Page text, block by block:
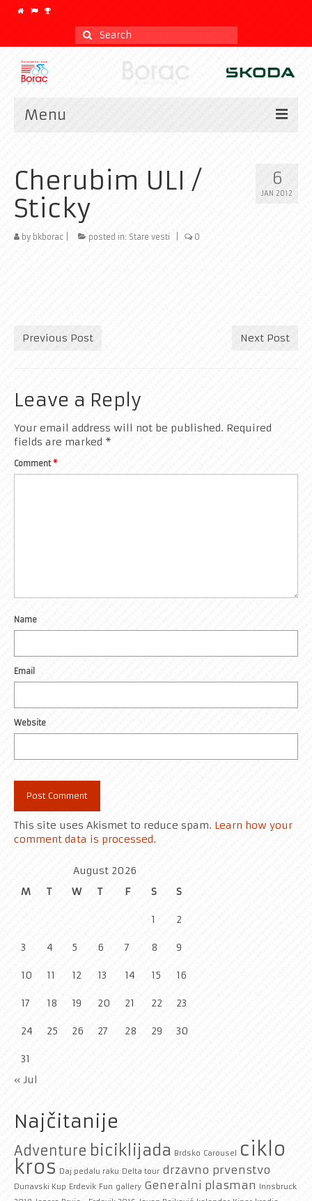
Search
for:
Menu
Kalendar
CLASSIC
Istorijat
6
JAN 2012
Cherubim ULI /
Sticky
by bkborac posted in: Stare vesti 0
Previous Post Next Post
Leave a Reply
Your email address will not be published. Required
fields are marked *
Comment*
Name
Email
Website
This site uses Akismet to reduce spam. Learn how your
comment data is processed.
August 2026
M
T W T F S S
1 2
3 4 5 6 7 8 9
10 11 12 13 14 15 16
17 18 19 20 21 22 23
24 25 26 27 28 29 30
31
« Jul
Najčitanije
Adventure biciklijada Brdsko Carousel ciklo
kros Daj pedalu raku Delta tour drzavno prvenstvo
Dunavski Kup Erdevik Fun gallery Generalni plasman
Innsbruck